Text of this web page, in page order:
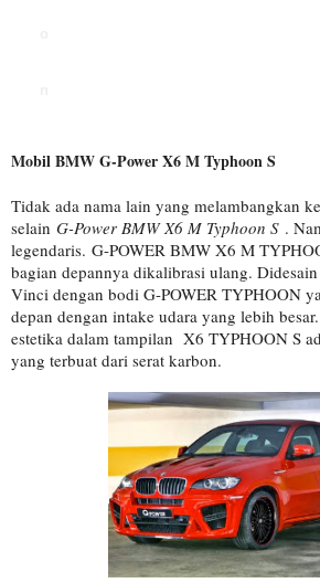
Mobil BMW G-Power X6 M Typhoon S
Tidak ada nama lain yang melambangkan
selain G-Power BMW X6 M Typhoon S .
legendaris. G-POWER BMW X6 M
bagian depannya dikalibrasi ulang.
Vinci dengan bodi G-POWER TYPHOON
depan dengan intake udara yang lebih besar
estetika dalam tampilan X6 TYPHOON S
yang terbuat dari serat karbon.